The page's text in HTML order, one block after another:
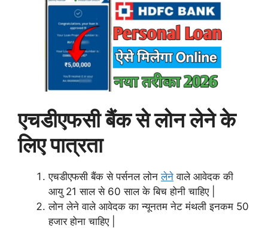
एचडीएफसी बैंक से लोन लेने के
लिए पात्रता
एचडीएफसी बैंक से पर्सनल लोनलेने वाले आवेदक की
आयु 21 साल से 60 साल के बिच होनी चाहिए |
लोन लेने वाले आवेदक का न्यूनतम नेट मंथली इनकम 50
हजार होना चाहिए |